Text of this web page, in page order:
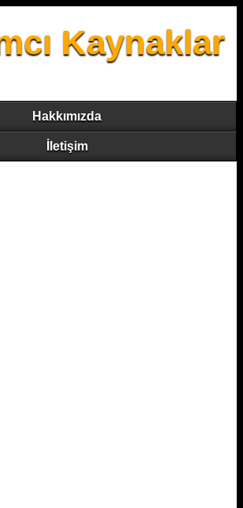
Kaynaklar
Hakkımızda
İletişim